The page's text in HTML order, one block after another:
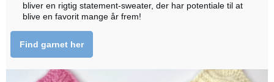
bliver en rigtig statement-sweater, der har potentiale til at
blive en favorit mange år frem!
Find garnet her